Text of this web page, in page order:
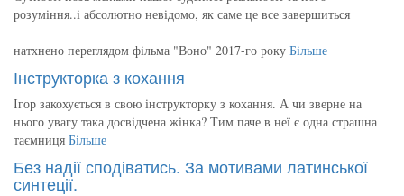
розуміння..і абсолютно невідомо, як саме це все завершиться
натхнено переглядом фільма "Воно" 2017-го року Більше
Інструкторка з кохання
Ігор закохується в свою інструкторку з кохання. А чи зверне на
нього увагу така досвідчена жінка? Тим паче в неї є одна страшна
таємниця Більше
Без надії сподіватись. За мотивами латинської
синтеції.